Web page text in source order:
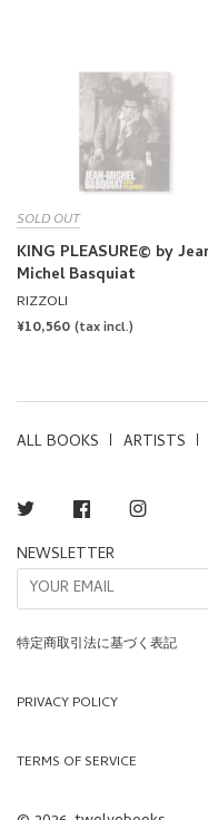
KING PLEASURE© by Jean-
Michel Basquiat
RIZZOLI
REGULAR
PRICE
¥10,560(tax incl.)
ALL BOOKS ARTISTS
NEWSLETTER
特定商取引法に基づく表記